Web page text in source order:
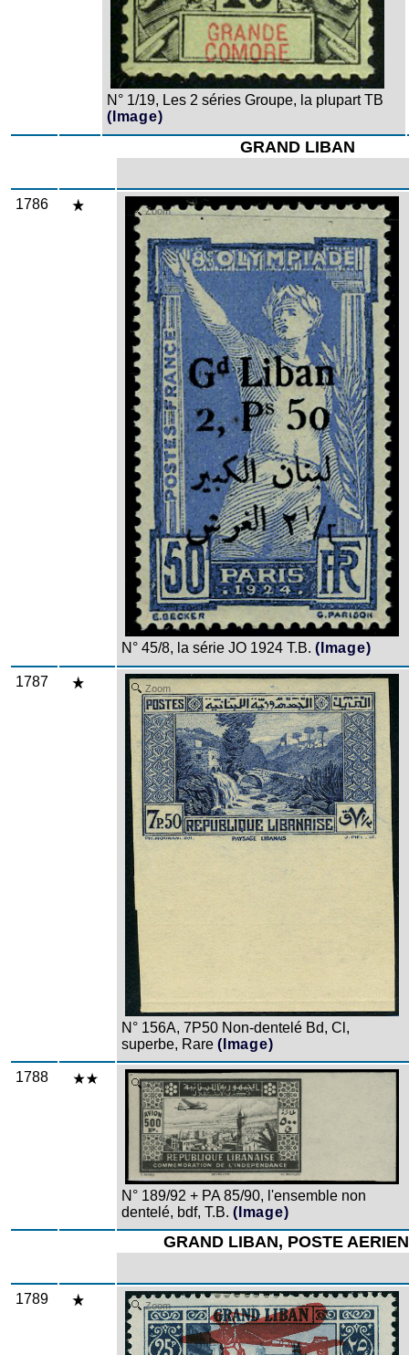
N° 1/19, Les 2 séries Groupe, la plupart TB
(Image)
GRAND LIBAN
1786 Zoom
N° 45/8, la série JO 1924 T.B. (Image)
1787 Zoom
N° 156A, 7P50 Non-dentelé Bd, Cl,
superbe, Rare (Image)
1788 Zoom
N° 189/92 + PA 85/90, l'ensemble non
dentelé, bdf, T.B. (Image)
GRAND LIBAN, POSTE
1789 Zoom